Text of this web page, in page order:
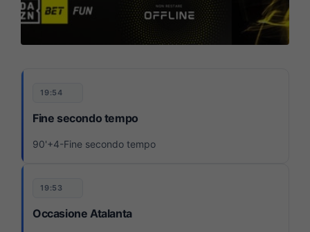
19:54
Fine secondo tempo
90'+4-Fine secondo tempo
19:53
Occasione Atalanta